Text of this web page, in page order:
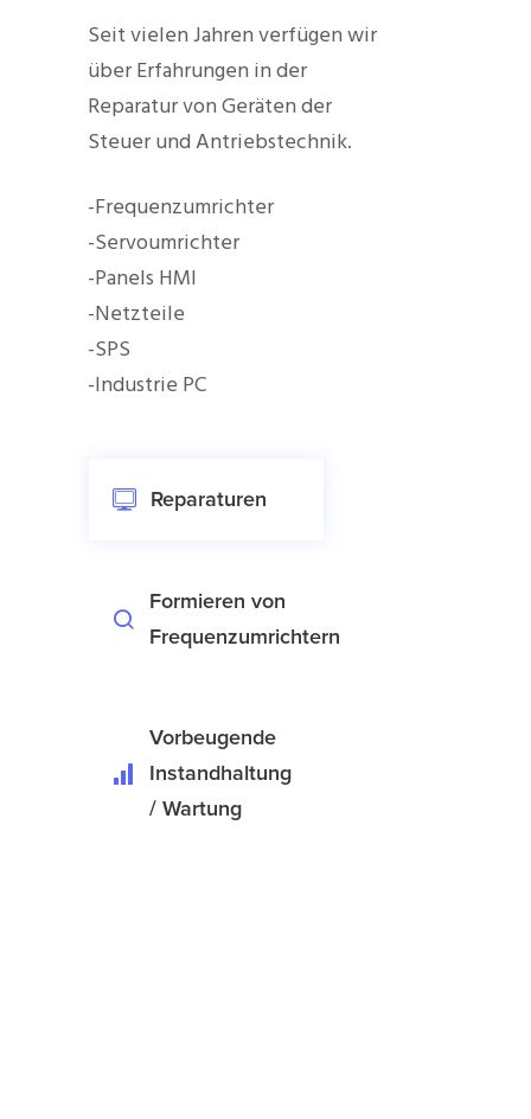
Seit vielen Jahren verfügen wir
über Erfahrungen in der
Reparatur von Geräten der
Steuer und Antriebstechnik.
-Frequenzumrichter
-Servoumrichter
-Panels HMI
-Netzteile
-SPS
-Industrie PC
Reparaturen
Formieren von
Frequenzumrichtern
Vorbeugende
Instandhaltung
/ Wartung